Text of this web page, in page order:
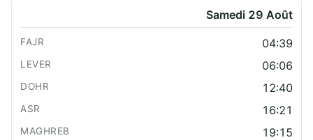
Samedi 29 Août
04:39
06:06
12:40
16:21
19:15